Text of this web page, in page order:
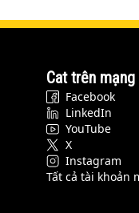
Cat trên mạng
Facebook
LinkedIn
YouTube
X
Instagram
Tất cả tài khoản